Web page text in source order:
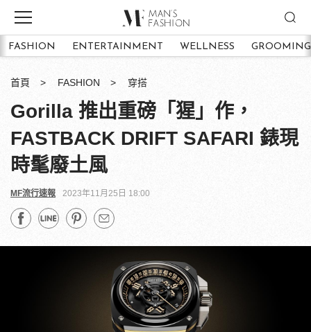
FASHION ENTERTAINMENT WELLNESS GROOMING
首頁 FASHION 穿搭
Gorilla 推出重磅「猩」作，
FASTBACK DRIFT SAFARI 錶現
時髦廢土風
MF流行速報 2023年11月25日 18:00